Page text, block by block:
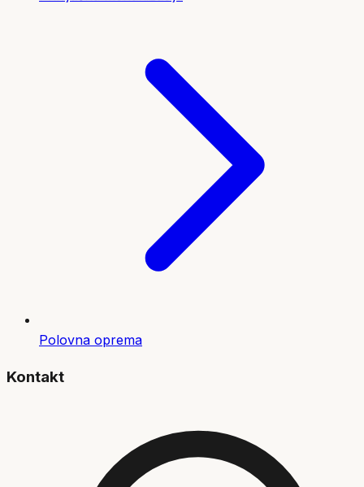
Polovna oprema
Kontakt